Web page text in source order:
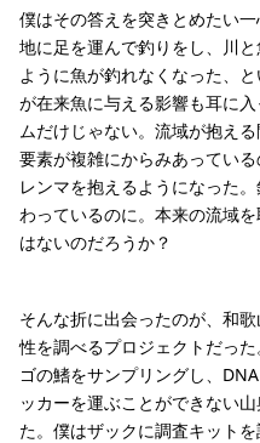
僕はその答えを突きとめたい
地に足を運んで釣りをし、川
ように魚が釣れなくなった、
が在来魚に与える影響も耳に
ムだけじゃない。流域が抱え
要素が複雑にからみあってい
レンマを抱えるようになった
わっているのに。本来の流域
はないのだろうか？
そんな折に出会ったのが、和
性を調べるプロジェクトだっ
ゴの鰭をサンプリングし、
ッカーを運ぶことができない
た。僕はザックに調査キット